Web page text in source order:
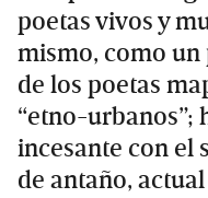
poetas vivos y
mismo, como
de los poetas
“etno-urbanos”;
incesante con el
de antaño,